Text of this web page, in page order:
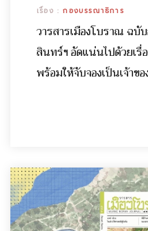
เรื่อง :กองบรรณาธิการ
วารสารเมืองโบราณ ฉ
สินทร์ฯ อัดแน่นไปด้วยเรื่
พร้อมให้จับจองเป็นเจ้าข